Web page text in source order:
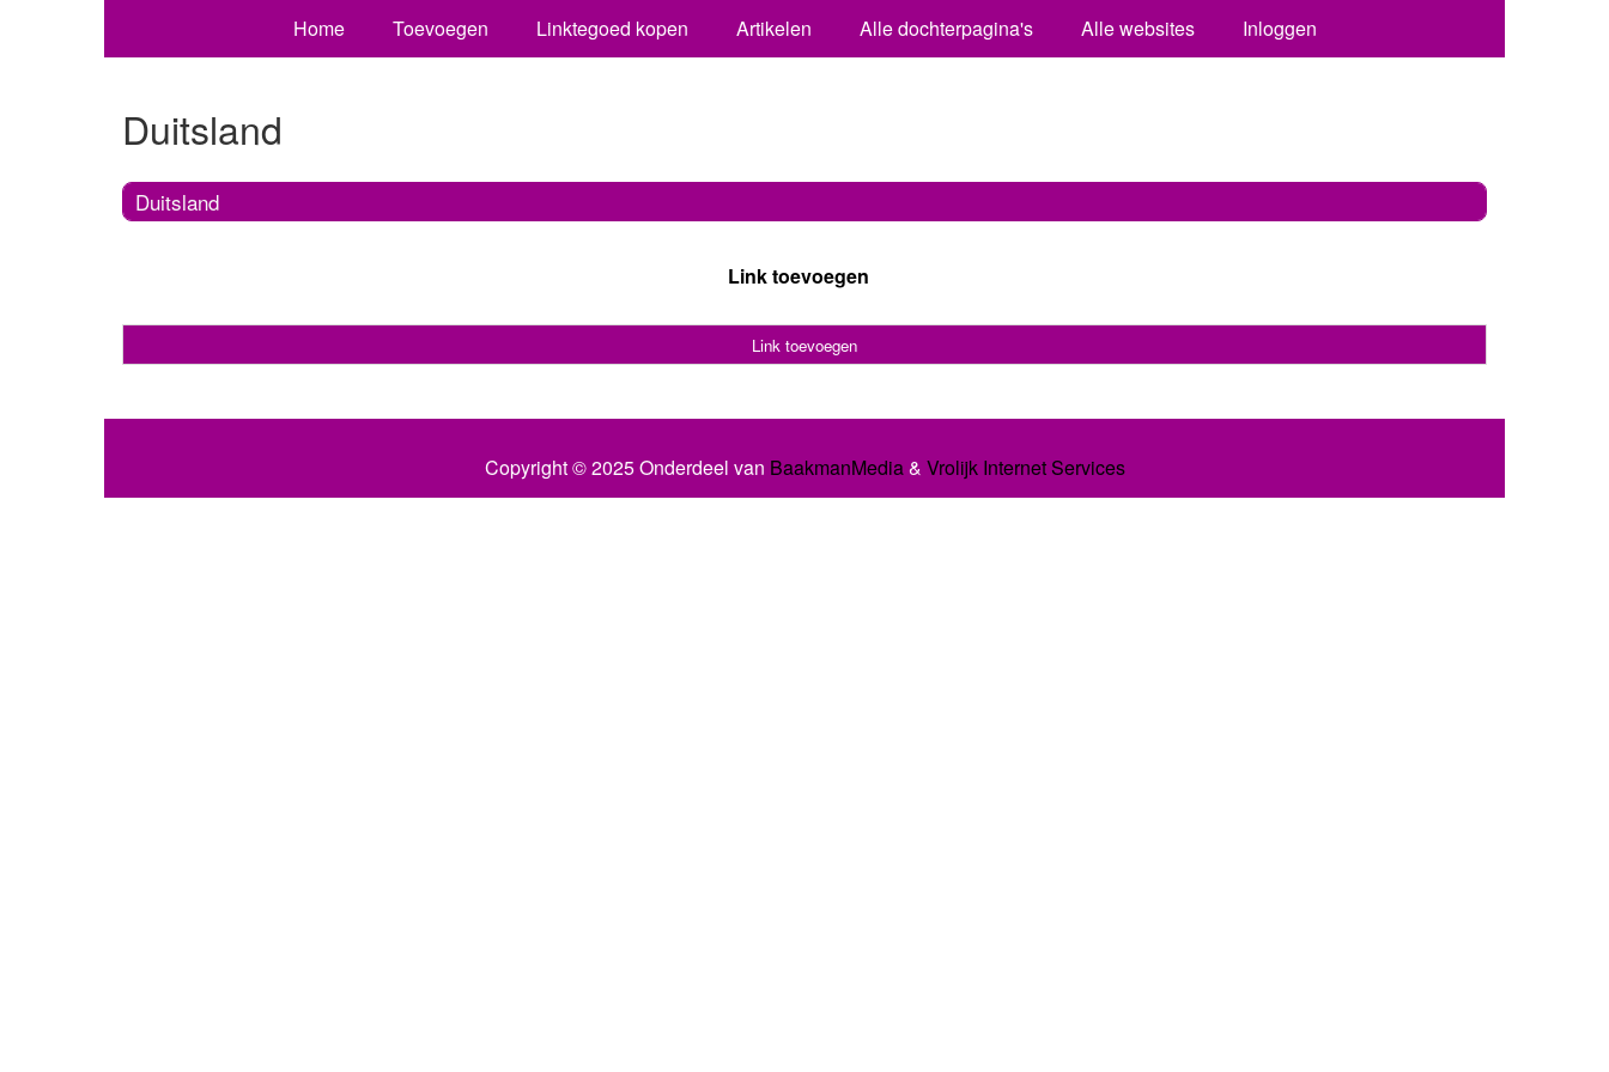
Home Toevoegen Linktegoed kopen Artikelen Alle dochterpagina's Alle websites Inloggen
Duitsland
Duitsland
Link toevoegen
Link toevoegen
Copyright © 2025 Onderdeel van BaakmanMedia& Vrolijk Internet Services